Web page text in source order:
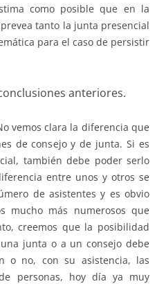
como posible que en la
tanto la junta presencial
para el caso de persistir
anteriores.
vemos clara la diferencia que
de consejo y de junta. Si es
también debe poder serlo
entre unos y otros se
de asistentes y es obvio
mucho más numerosos que
creemos que la posibilidad
junta o a un consejo debe
o no, con su asistencia, las
personas, hoy día ya muy